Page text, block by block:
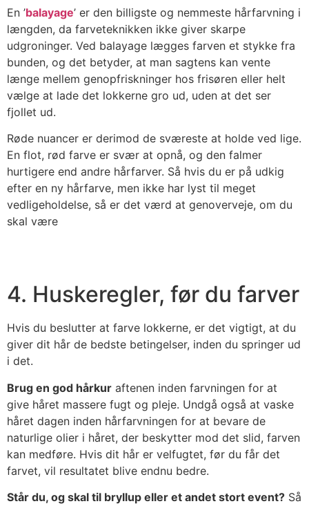
En ’balayage’ er den billigste og nemmeste hårfarvning i
længden, da farveteknikken ikke giver skarpe
udgroninger. Ved balayage lægges farven et stykke fra
bunden, og det betyder, at man sagtens kan vente
længe mellem genopfriskninger hos frisøren eller helt
vælge at lade det lokkerne gro ud, uden at det ser
fjollet ud.
Røde nuancer er derimod de sværeste at holde ved lige.
En flot, rød farve er svær at opnå, og den falmer
hurtigere end andre hårfarver. Så hvis du er på udkig
efter en ny hårfarve, men ikke har lyst til meget
vedligeholdelse, så er det værd at genoverveje, om du
skal være
4. Huskeregler, før du farver
Hvis du beslutter at farve lokkerne, er det vigtigt, at du
giver dit hår de bedste betingelser, inden du springer ud
i det.
Brug en god hårkur aftenen inden farvningen for at
give håret massere fugt og pleje. Undgå også at vaske
håret dagen inden hårfarvningen for at bevare de
naturlige olier i håret, der beskytter mod det slid, farven
kan medføre. Hvis dit hår er velfugtet, før du får det
farvet, vil resultatet blive endnu bedre.
Står du, og skal til bryllup eller et andet stort event? Så